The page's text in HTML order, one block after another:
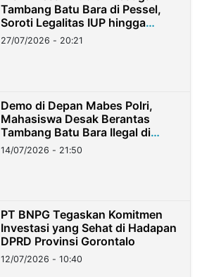
Tambang Batu Bara di Pessel,
Soroti Legalitas IUP hingga
Stockpile
27/07/2026 - 20:21
Demo di Depan Mabes Polri,
Mahasiswa Desak Berantas
Tambang Batu Bara Ilegal di
Lampung
14/07/2026 - 21:50
PT BNPG Tegaskan Komitmen
Investasi yang Sehat di Hadapan
DPRD Provinsi Gorontalo
12/07/2026 - 10:40